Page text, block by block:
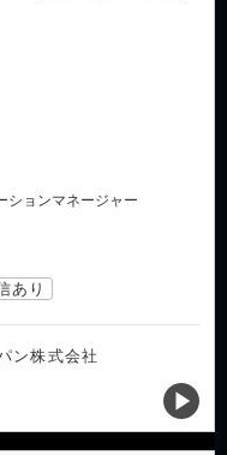
ションマネージャー
あり
ン株式会社